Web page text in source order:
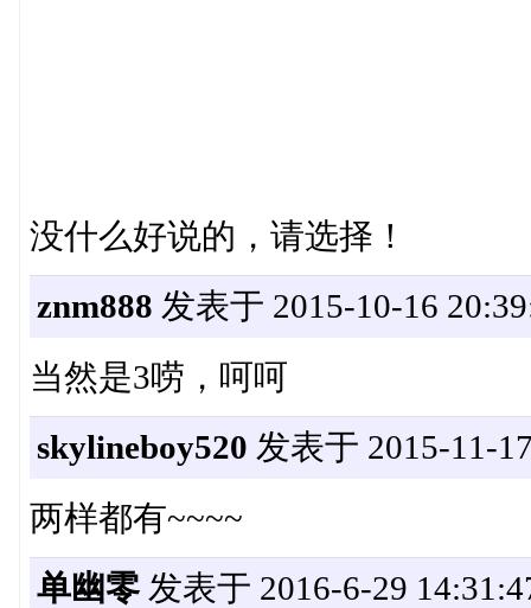
没什么好说的，请选择！
znm888 发表于 2015-10-16
当然是3唠，呵呵
skylineboy520 发表于 2015-11-
两样都有~~~~
单幽零发表于 2016-6-29